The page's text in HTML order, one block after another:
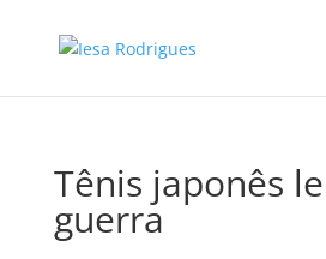
Tênis japonês
guerra